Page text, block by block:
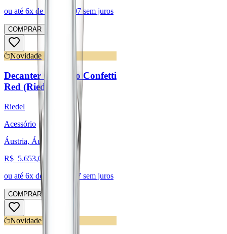
ou até 6x de R$ 406,07 sem juros
COMPRAR
Novidade
Decanter Cornetto Confetti
Red (Riedel)
Riedel
Acessório
Áustria, Áustria
R$ 5.653,01
ou até 6x de R$ 942,17 sem juros
COMPRAR
Novidade